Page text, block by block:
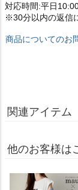
対応時間:平日
※30分以内の返信
商品についてのお
関連アイテム
他のお客様は